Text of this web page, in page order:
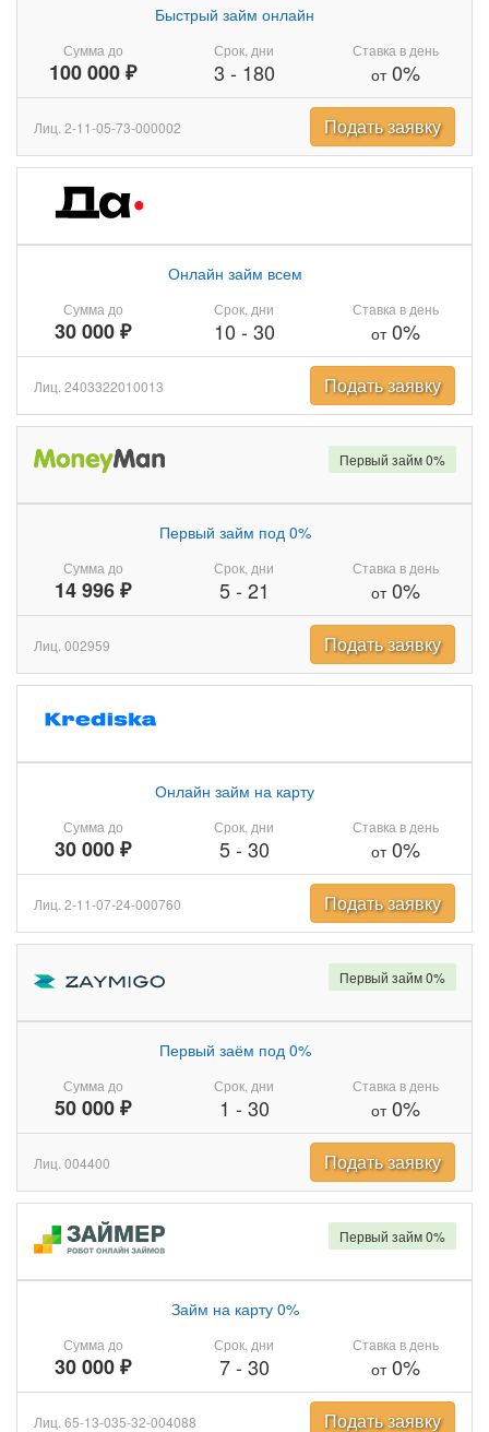
Сумма до
100 000 ₽
Быстрый займ онлайн
Срок, дни
3 - 180
Ставка в день
от0%
Лиц. 2-11-05-73-000002 Подать заявку
Сумма до
30 000 ₽
Онлайн займ всем
Срок, дни
10 - 30
Ставка в день
от0%
Лиц. 2403322010013 Подать заявку
Сумма до
14 996 ₽
Первый займ под 0%
Срок, дни
5- 21
Ставка в день
от0%
Первый займ 0%
Лиц. 002959 Подать заявку
Сумма до
30 000 ₽
Онлайн займ на карту
Срок, дни
5- 30
Ставка в день
от0%
Лиц. 2-11-07-24-000760 Подать заявку
Сумма до
50 000 ₽
Первый заём под 0%
Срок, дни
1 - 30
Ставка в день
от0%
Первый займ 0%
Лиц. 004400 Подать заявку
Сумма до
30 000 ₽
Займ на карту 0%
Срок, дни
7- 30
Ставка в день
от0%
Первый займ 0%
Лиц. 65-13-035-32-004088 Подать заявку